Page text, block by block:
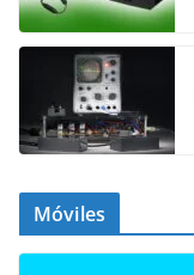
Móviles